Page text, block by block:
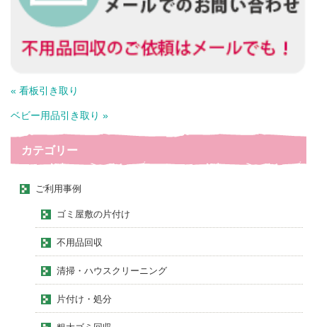
« 看板引き取り
ベビー用品引き取り »
カテゴリー
ご利用事例
ゴミ屋敷の片付け
不用品回収
清掃・ハウスクリーニング
片付け・処分